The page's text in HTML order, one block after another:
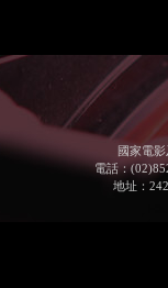
國家電
電話：
地址：